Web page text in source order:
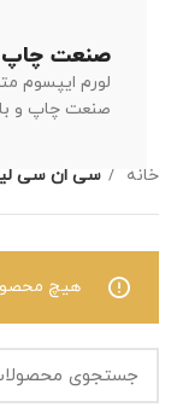
صنعت چاپ
لورم ایپسوم
صنعت چاپ و با
خانه سی ان سی
هیچ